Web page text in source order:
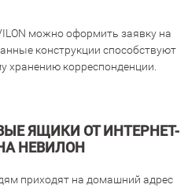
можно оформить заявку на
конструкции способствуют
хранению корреспонденции.
ЯЩИКИ ОТ ИНТЕРНЕТ-
НЕВИЛОН
приходят на домашний адрес